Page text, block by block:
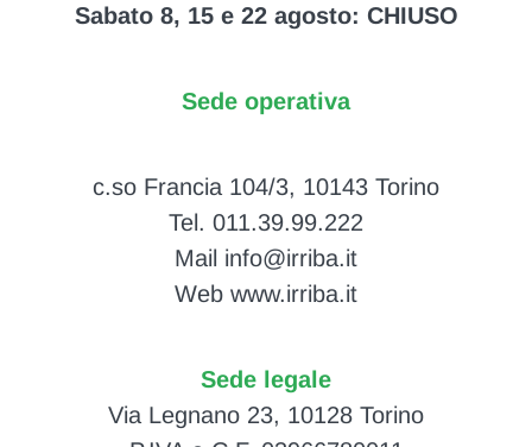
Sabato 8, 15 e 22 agosto: CHIUSO
Sede operativa
c.so Francia 104/3, 10143 Torino
Tel. 011.39.99.222
Mail info@irriba.it
Web www.irriba.it
Sede legale
Via Legnano 23, 10128 Torino